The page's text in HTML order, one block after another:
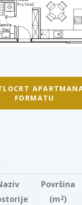
FORMATU
Površina
(m2)